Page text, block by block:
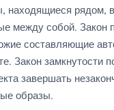
находящиеся рядом,
между собой. Закон
составляющие
Закон замкнутости
завершать
образы.